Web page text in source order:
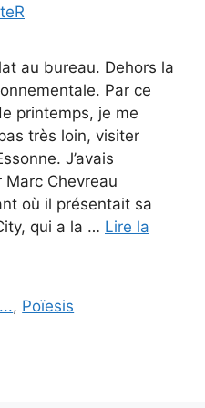
au bureau. Dehors la
Par ce
printemps, je me
très loin, visiter
J’avais
Chevreau
où il présentait sa
qui a la … Lire la
, Poïesis